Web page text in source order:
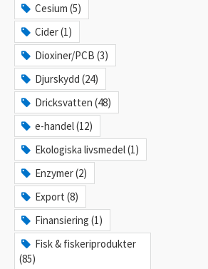
Cesium (5)
Cider (1)
Dioxiner/PCB (3)
Djurskydd (24)
Dricksvatten (48)
e-handel (12)
Ekologiska livsmedel (1)
Enzymer (2)
Export (8)
Finansiering (1)
Fisk & fiskeriprodukter
(85)